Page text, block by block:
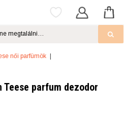
női parfümök
Teese parfum dezodor